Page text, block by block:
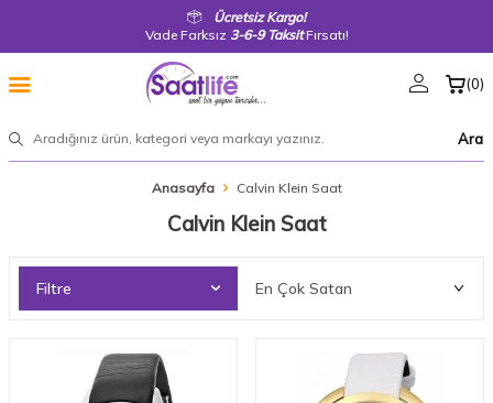
Ücretsiz Kargo!
Vade Farksız 3-6-9 TaksitFırsatı!
Ara
(0)
Anasayfa Calvin Klein Saat
Calvin Klein Saat
Filtre